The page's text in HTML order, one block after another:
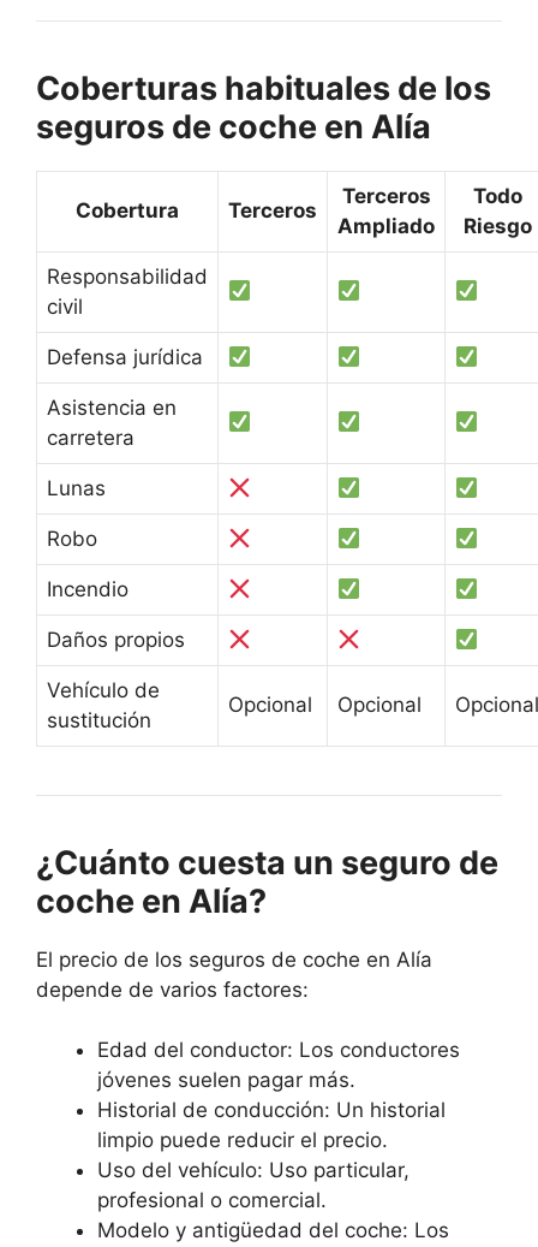
Coberturas habituales de los
seguros de coche en Alía
Cobertura Terceros
Terceros
Ampliado
Todo
Riesgo
Responsabilidad
civil
Defensa jurídica
Asistencia en
carretera
Lunas
Robo
Incendio
Daños propios
Vehículo de
sustitución
Opcional Opcional Opcional
¿Cuánto cuesta un seguro de
coche en Alía?
El precio de los seguros de coche en Alía
depende de varios factores:
Edad del conductor: Los conductores
jóvenes suelen pagar más.
Historial de conducción: Un historial
limpio puede reducir el precio.
Uso del vehículo: Uso particular,
profesional o comercial.
Modelo y antigüedad del coche: Los